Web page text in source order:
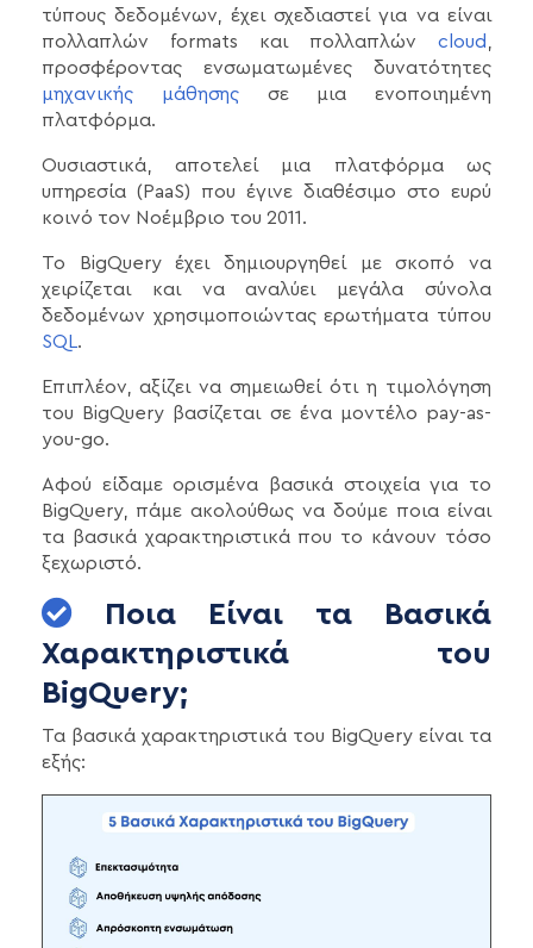
τύπους δεδομένων, έχει σχεδιαστεί για να είναι
πολλαπλών formats και πολλαπλών cloud
προσφέροντας ενσωματωμένες δυνατότητες
μηχανικής μάθησηςσε μια ενοποιημένη
πλατφόρμα.
Ουσιαστικά, αποτελεί μια πλατφόρμα ως
υπηρεσία (PaaS) που έγινε διαθέσιμο στο ευρύ
κοινό τον Νοέμβριο του 2011.
Το BigQuery έχει δημιουργηθεί με σκοπό να
χειρίζεται και να αναλύει μεγάλα σύνολα
δεδομένων χρησιμοποιώντας ερωτήματα τύπου
SQL.
Επιπλέον, αξίζει να σημειωθεί ότι η τιμολόγηση
του BigQuery βασίζεται σε ένα μοντέλο pay-as-
you-go.
Αφού είδαμε ορισμένα βασικά στοιχεία για το
BigQuery, πάμε ακολούθως να δούμε ποια είναι
τα βασικά χαρακτηριστικά που το κάνουν τόσο
ξεχωριστό.
Ποια Είναι τα Βασικά
Χαρακτηριστικά του
BigQuery;
Τα βασικά χαρακτηριστικά του BigQuery είναι τα
εξής: